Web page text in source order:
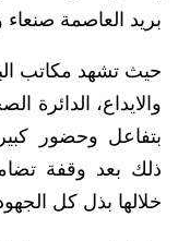
بريد العاصمة
حيث تشهد مكاتب
والايداع، الدائرة
بتفاعل وحضور
ذلك بعد وقفة
خلالها بذل كل